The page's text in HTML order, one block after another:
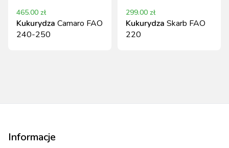
465.00 zł
Kukurydza Camaro FAO
240-250
299.00 zł
Kukurydza Skarb FAO
220
Informacje